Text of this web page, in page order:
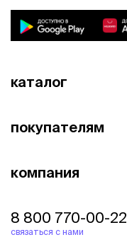
каталог
покупателям
компания
8 800 770-00-22
связаться с нами